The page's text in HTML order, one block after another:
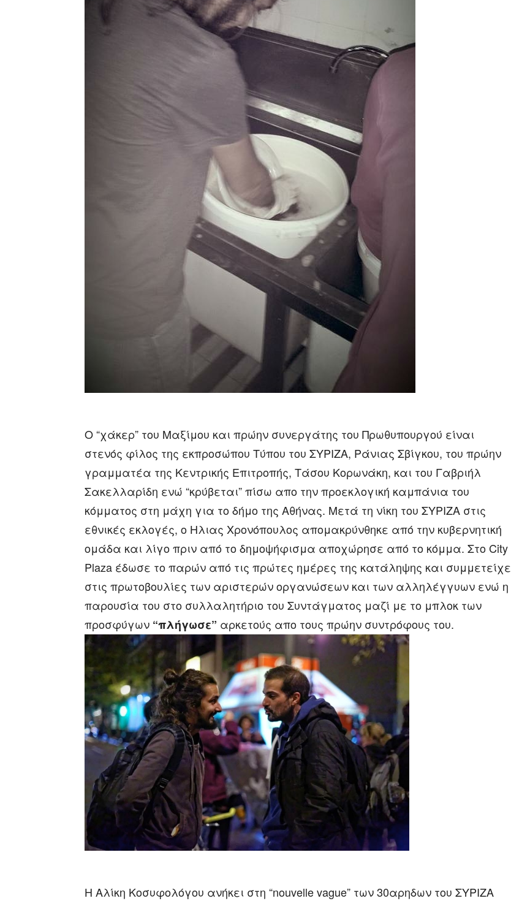
Ο “χάκερ” του Μαξίμου και πρώην συνεργάτης του Πρωθυπουργού είναι
στενός φίλος της εκπροσώπου Τύπου του ΣΥΡΙΖΑ, Ράνιας Σβίγκου, του πρώην
γραμματέα της Κεντρικής Επιτροπής, Τάσου Κορωνάκη, και του Γαβριήλ
Σακελλαρίδη ενώ “κρύβεται” πίσω απο την προεκλογική καμπάνια του
κόμματος στη μάχη για το δήμο της Αθήνας. Μετά τη νίκη του ΣΥΡΙΖΑ στις
εθνικές εκλογές, ο Ηλιας Χρονόπουλος απομακρύνθηκε από την κυβερνητική
ομάδα και λίγο πριν από το δημοψήφισμα αποχώρησε από το κόμμα. Στο City
Plaza έδωσε το παρών από τις πρώτες ημέρες της κατάληψης και συμμετείχε
στις πρωτοβουλίες των αριστερών οργανώσεων και των αλληλέγγυων ενώ η
παρουσία του στο συλλαλητήριο του Συντάγματος μαζί με το μπλοκ των
προσφύγων “πλήγωσε” αρκετούς απο τους πρώην συντρόφους του.
Η Αλίκη Κοσυφολόγου ανήκει στη “nouvelle vague” των 30αρηδων του ΣΥΡΙΖΑ